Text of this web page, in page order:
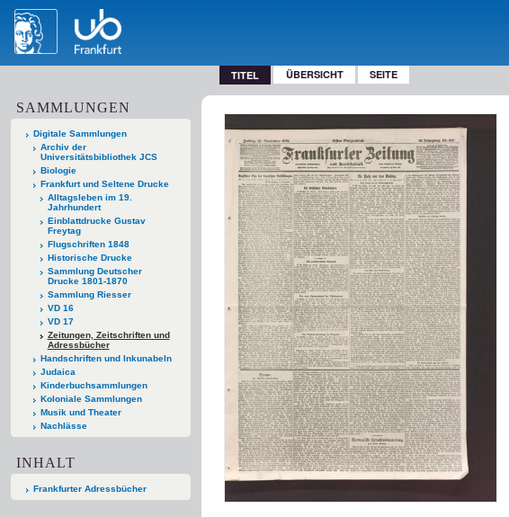
TITEL ÜBERSICHT SEITE
SAMMLUNGEN
Digitale Sammlungen
Archiv der
Universitätsbibliothek JCS
Biologie
Frankfurt und Seltene Drucke
Alltagsleben im 19.
Jahrhundert
Einblattdrucke Gustav
Freytag
Flugschriften 1848
Historische Drucke
Sammlung Deutscher
Drucke 1801-1870
Sammlung Riesser
VD 16
VD 17
Zeitungen, Zeitschriften und
Adressbücher
Handschriften und Inkunabeln
Judaica
Kinderbuchsammlungen
Koloniale Sammlungen
Musik und Theater
Nachlässe
INHALT
Frankfurter Adressbücher